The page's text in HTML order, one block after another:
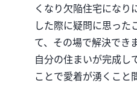
くなり欠陥住宅になり
した際に疑問に思った
て、その場で解決できま
自分の住まいが完成し
ことで愛着が湧くこと